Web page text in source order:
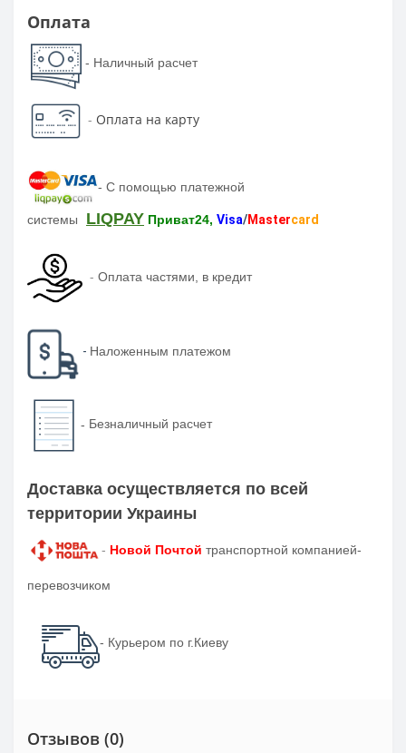
Оплата
- Наличный расчет
- Оплата на карту
- С помощью платежной
системы LIQPAY Приват24, Visa/Mastercard
- Оплата частями, в кредит
- Наложенным платежом
- Безналичный расчет
Доставка осуществляется по всей
территории Украины
- Новой Почтой транспортной компанией-
перевозчиком
- Курьером по г.Киеву
Отзывов (0)